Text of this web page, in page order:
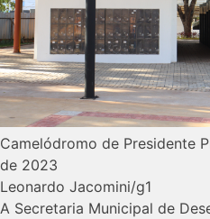
Camelódromo de Presidente
de 2023
Leonardo Jacomini/g1
A Secretaria Municipal de